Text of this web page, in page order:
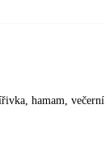
hamam, večerní